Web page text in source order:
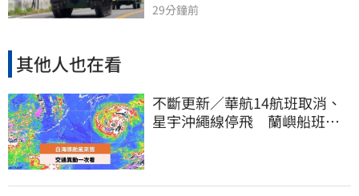
29分鐘前
其他人也在看
不斷更新／華航14航班取消、
星宇沖繩線停飛 蘭嶼船班停3